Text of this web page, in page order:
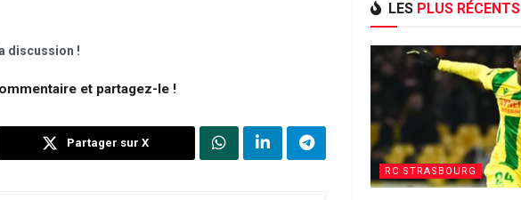
discussion !
et partagez-le !
Partager sur X
LES PLUS RÉCENTS
RC STRASBOURG